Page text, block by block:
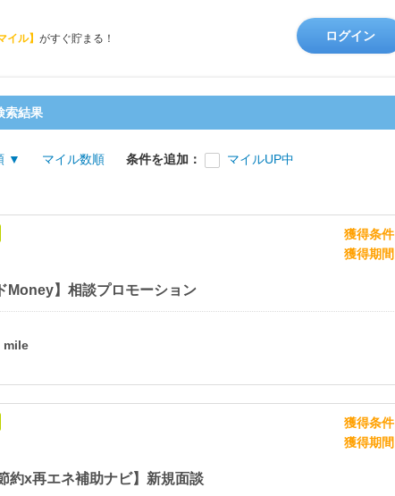
イル】 がすぐ貯まる！ ログイン
索結果
▼ マイル数順 条件を追加： マイルUP中
Money】相談プロモーション
獲得条件
獲得期間
約x再エネ補助ナビ】新規面談
獲得条件
獲得期間